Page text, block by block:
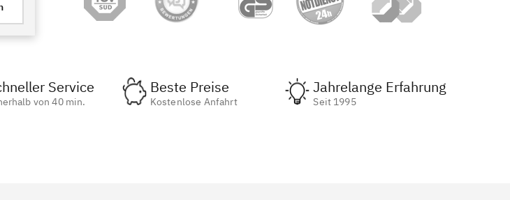
Service
von 40 min.
Beste Preise
Kostenlose Anfahrt
Jahrelange Erfahrung
Seit 1995